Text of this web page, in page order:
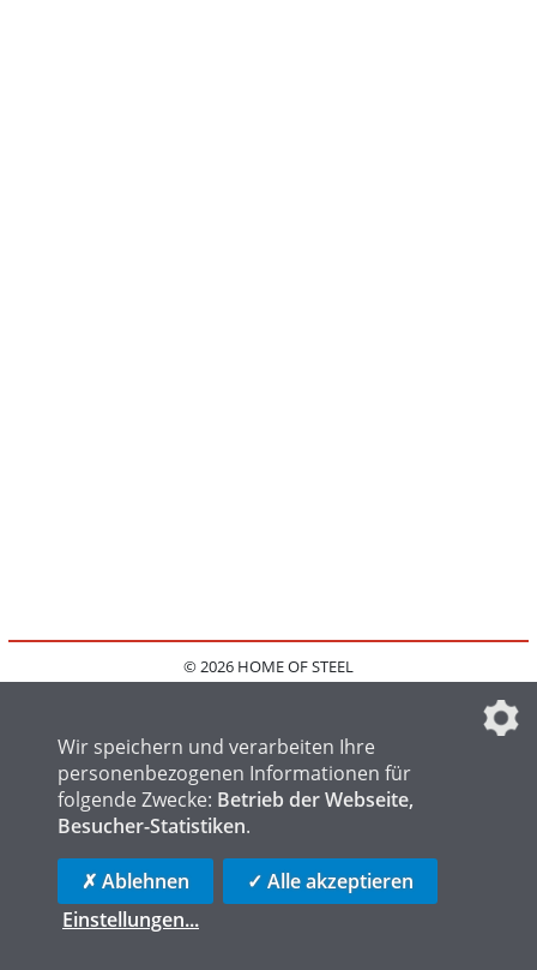
© 2026 HOME OF STEEL
IMPRESSUM
FAQ
DATENSCHUTZEINSTELLUNGEN
HOME OF WELDING
HOME OF LOGISTICS
Wir speichern und verarbeiten Ihre
personenbezogenen Informationen für
folgende Zwecke: Betrieb der Webseite,
Besucher-Statistiken.
✗ Ablehnen
✓ Alle akzeptieren
Einstellungen...